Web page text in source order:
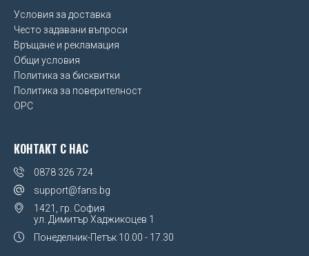
Условия за доставка
Често задавани въпроси
Връщане и рекламация
Общи условия
Политика за бисквитки
Политика за поверителност
OPC
КОНТАКТ С НАС
0878 326 724
support@fans.bg
1421, гр. София
ул. Димитър Хаджикоцев 1
Понеделник-Петък 10.00 - 17.30